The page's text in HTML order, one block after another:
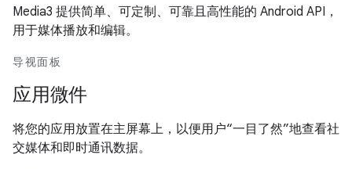
Media3 提供简单、可定制、可靠且高性能的 Android API，
用于媒体播放和编辑。
导视面板
应用微件
将您的应用放置在主屏幕上，以便用户“一目了然”地查看社
交媒体和即时通讯数据。